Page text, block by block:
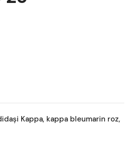
Kappa, kappa bleumarin roz,